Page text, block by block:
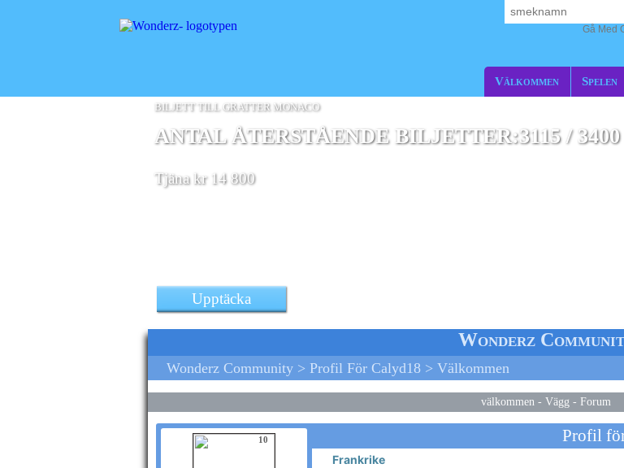
Välkommen Spelen
Gå Med
BILJETT TILL GRATTER MONACO
ANTAL ÅTERSTÅENDE BILJETTER:3115 / 3400
Tjäna kr 14 800
Upptäcka
ett Nestniche Retro konsolfodral
Wonderz
Wonderz Community > Profil För Calyd18 > Välkommen
välkommen - Vägg - Forum
10 Profil
Frankrike